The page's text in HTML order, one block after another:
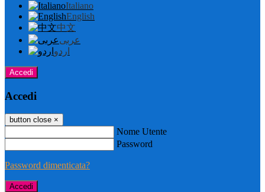
Italiano
English
中文
عربى
اردو
Accedi
Accedi
button close ×
Nome Utente
Password
Password dimenticata?